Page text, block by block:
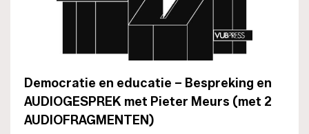
Democratie en educatie – Bespreking en
AUDIOGESPREK met Pieter Meurs (met 2
AUDIOFRAGMENTEN)